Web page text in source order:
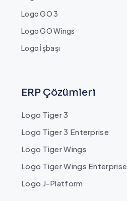
Logo GO 3
Logo GO Wings
Logo İşbaşı
ERP Çözümleri
Logo Tiger 3
Logo Tiger 3 Enterprise
Logo Tiger Wings
Logo Tiger Wings Enterprise
Logo J-Platform